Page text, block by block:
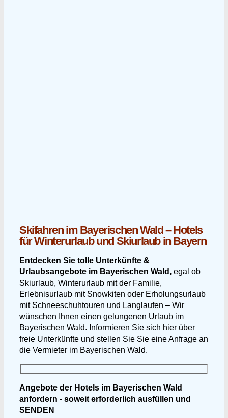
Skifahren im Bayerischen Wald – Hotels
für Winterurlaub und Skiurlaub in Bayern
Entdecken Sie tolle Unterkünfte &
Urlaubsangebote im Bayerischen Wald, egal ob
Skiurlaub, Winterurlaub mit der Familie,
Erlebnisurlaub mit Snowkiten oder Erholungsurlaub
mit Schneeschuhtouren und Langlaufen – Wir
wünschen Ihnen einen gelungenen Urlaub im
Bayerischen Wald. Informieren Sie sich hier über
freie Unterkünfte und stellen Sie Sie eine Anfrage an
die Vermieter im Bayerischen Wald.
Angebote der Hotels im Bayerischen Wald
anfordern - soweit erforderlich ausfüllen und
SENDEN